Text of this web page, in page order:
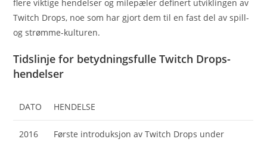
flere viktige hendelser og milepæler definert utviklingen av
Twitch Drops, noe som har gjort dem til en fast del av spill-
og strømme-kulturen.
Tidslinje for betydningsfulle Twitch Drops-
hendelser
DATO HENDELSE
2016
Første introduksjon av Twitch Drops under